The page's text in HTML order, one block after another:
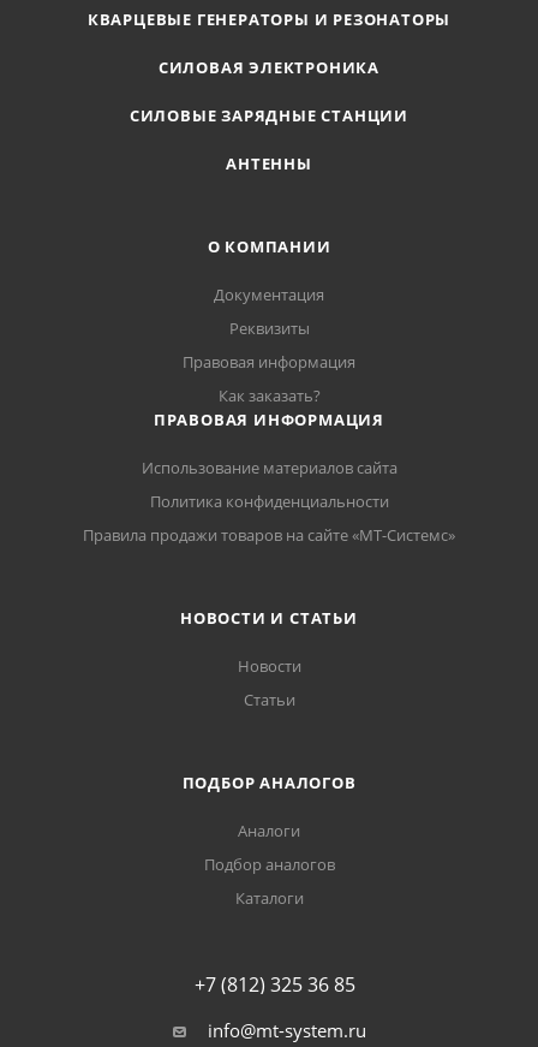
КВАРЦЕВЫЕ ГЕНЕРАТОРЫ И РЕЗОНАТОРЫ
СИЛОВАЯ ЭЛЕКТРОНИКА
СИЛОВЫЕ ЗАРЯДНЫЕ СТАНЦИИ
АНТЕННЫ
О КОМПАНИИ
Документация
Реквизиты
Правовая информация
Как заказать?
ПРАВОВАЯ ИНФОРМАЦИЯ
Использование материалов сайта
Политика конфиденциальности
Правила продажи товаров на сайте «МТ-Системс»
НОВОСТИ И СТАТЬИ
Новости
Статьи
ПОДБОР АНАЛОГОВ
Аналоги
Подбор аналогов
Каталоги
+7 (812) 325 36 85
info@mt-system.ru